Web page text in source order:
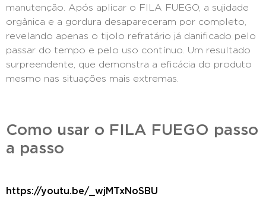
manutenção. Após aplicar o FILA FUEGO, a sujidade
orgânica e a gordura desapareceram por completo,
revelando apenas o tijolo refratário já danificado pelo
passar do tempo e pelo uso contínuo. Um resultado
surpreendente, que demonstra a eficácia do produto
mesmo nas situações mais extremas.
Como usar o FILA FUEGO passo
a passo
https://youtu.be/_wjMTxNoSBU